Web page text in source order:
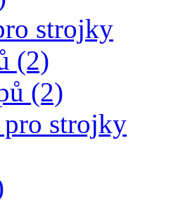
strojky
(2)
(2)
pro strojky